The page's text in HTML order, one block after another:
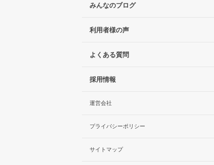
みんなのブログ
利用者様の声
よくある質問
採用情報
運営会社
プライバシーポリシー
サイトマップ